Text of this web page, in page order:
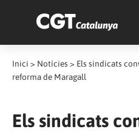
Inici > Notícies > Els sindicats
reforma de Maragall
Els sindicats